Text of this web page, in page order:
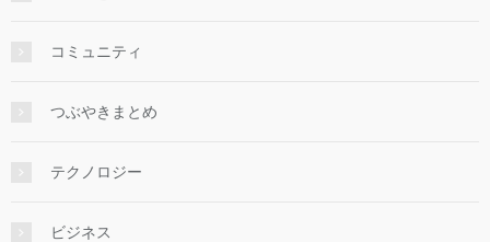
コミュニティ
つぶやきまとめ
テクノロジー
ビジネス